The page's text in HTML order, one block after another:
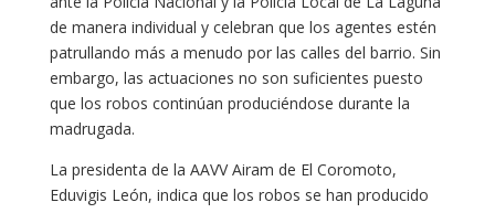
de manera individual y celebran que los agentes estén
patrullando más a menudo por las calles del barrio. Sin
embargo, las actuaciones no son suficientes puesto
que los robos continúan produciéndose durante la
madrugada.
La presidenta de la AAVV Airam de El Coromoto,
Eduvigis León, indica que los robos se han producido